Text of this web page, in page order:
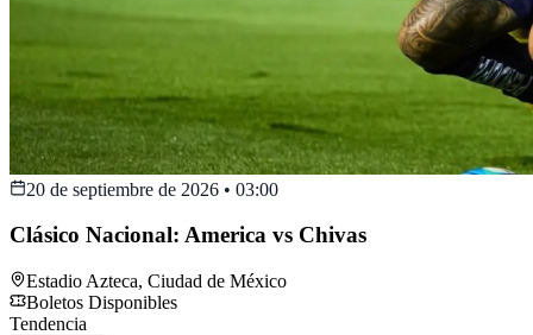
20 de septiembre de 2026 • 03:00
Clásico Nacional: America vs Chivas
Estadio Azteca, Ciudad de México
Boletos Disponibles
Tendencia